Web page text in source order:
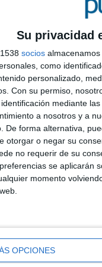
Su privacidad
socios
como
personalizado,
Con su permiso,
mediante
a nosotros y a
De forma alternativa,
otorgar o negar su
no requerir de su
se aplicarán
momento
OPCIONES
conciencia para
buena palanca
notoriedad ...
Premios OOH
La FEDE
publicidad
La campaña
Entertainment, se
la IV edición de...